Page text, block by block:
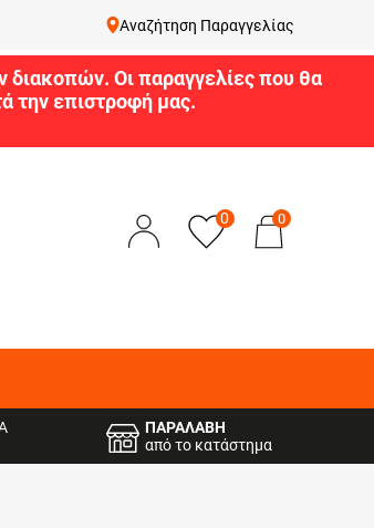
Αναζήτηση Παραγγελίας
διακοπών. Οι παραγγελίες που θα
την επιστροφή μας.
0 0
ΠΑΡΑΛΑΒΗ
από το κατάστημα